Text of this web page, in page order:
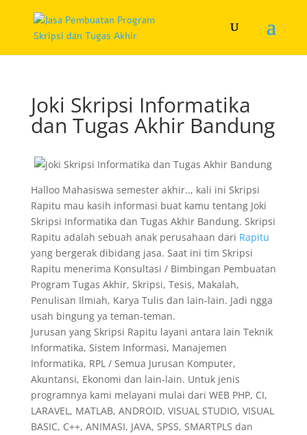
Joki Skripsi Informatika
dan Tugas Akhir Bandung
Halloo Mahasiswa semester akhir.., kali ini Skripsi
Rapitu mau kasih informasi buat kamu tentang Joki
Skripsi Informatika dan Tugas Akhir Bandung. Skripsi
Rapitu adalah sebuah anak perusahaan dari Rapitu
yang bergerak dibidang jasa. Saat ini tim Skripsi
Rapitu menerima Konsultasi / Bimbingan Pembuatan
Program Tugas Akhir, Skripsi, Tesis, Makalah,
Penulisan Ilmiah, Karya Tulis dan lain-lain. Jadi ngga
usah bingung ya teman-teman.
Jurusan yang Skripsi Rapitu layani antara lain Teknik
Informatika, Sistem Informasi, Manajemen
Informatika, RPL / Semua Jurusan Komputer,
Akuntansi, Ekonomi dan lain-lain. Untuk jenis
programnya kami melayani mulai dari WEB PHP, CI,
LARAVEL, MATLAB, ANDROID, VISUAL STUDIO, VISUAL
BASIC, C++, ANIMASI, JAVA, SPSS, SMARTPLS dan